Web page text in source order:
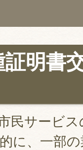
明書
民サービ
に、一部